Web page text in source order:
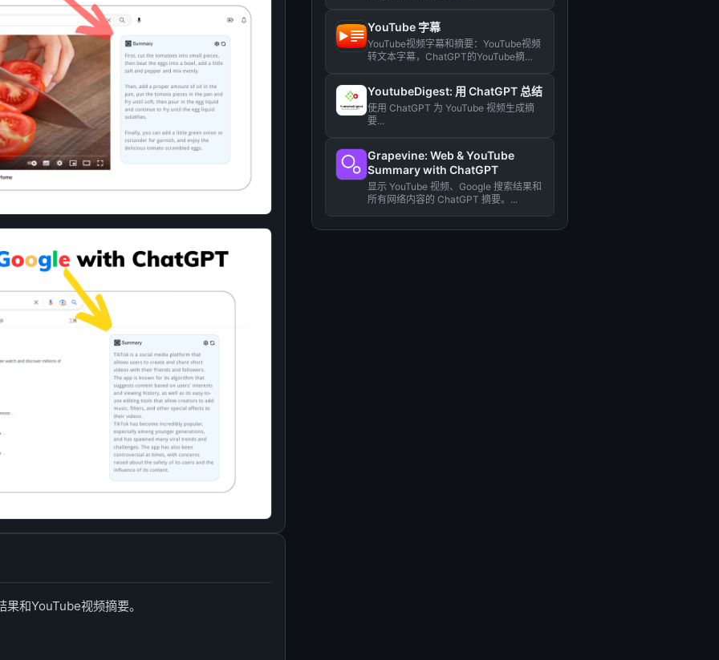
和YouTube视频摘要。
YouTube 字幕
YouTube视频字幕和摘要：YouTube视频
转文本字幕，ChatGPT的YouTube摘
YoutubeDigest: 用 ChatGPT 总结
使用 ChatGPT 为 YouTube 视频生成摘
要...
Grapevine: Web & YouTube
Summary with ChatGPT
显示 YouTube 视频、Google 搜索结果和
所有网络内容的 ChatGPT 摘要。...